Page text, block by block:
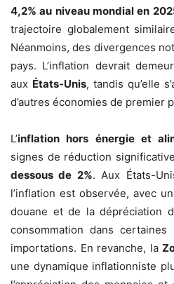
4,2% au niveau mondial en
trajectoire globalement
Néanmoins, des divergences
pays. L’inflation devrait
aux États-Unis, tandis qu’elle
d’autres économies de premier
L’inflation hors énergie et
signes de réduction
dessous de 2%. Aux États-
l’inflation est observée, avec
douane et de la dépréciation
consommation dans
importations. En revanche, la
une dynamique inflationniste